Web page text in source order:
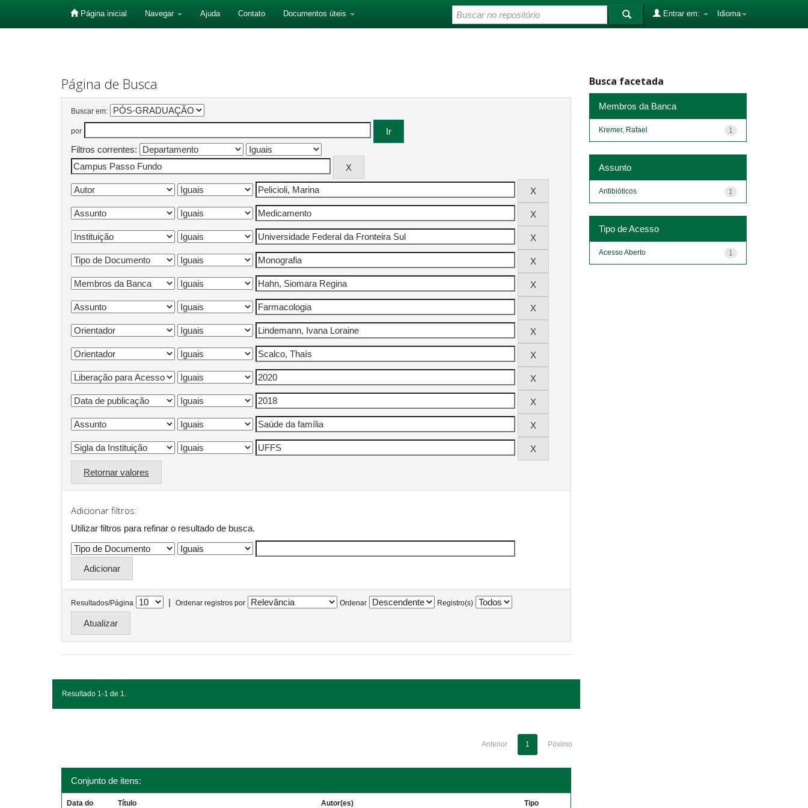
Página inicial Navegar Ajuda Contato Documentos úteis Idioma
Entrar em:
Página de Busca
Buscar em:
por
Filtros correntes:
Retornar valores
Adicionar filtros:
Utilizar filtros para refinar o resultado de busca.
Resultados/Página | Ordenar registros por Ordenar Registro(s)
Resultado 1-1 de 1.
Anterior 1 Póximo
Conjunto de itens:
Data do Título Autor(es) Tipo
Busca facetada
Membros da Banca
1
Kremer, Rafael
Assunto
1
Antibióticos
Tipo de Acesso
1
Acesso Aberto